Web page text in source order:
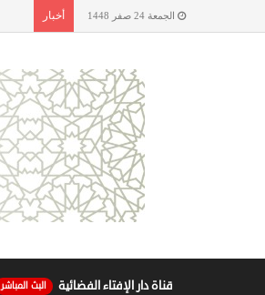
الجمعة 24 صفر 1448 أخبار
قناة دار الإفتاء الفضائية البث المباشر